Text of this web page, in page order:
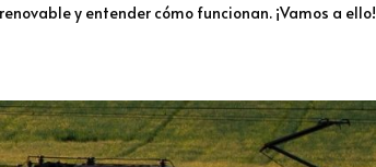
y entender cómo funcionan. ¡Vamos a ello!